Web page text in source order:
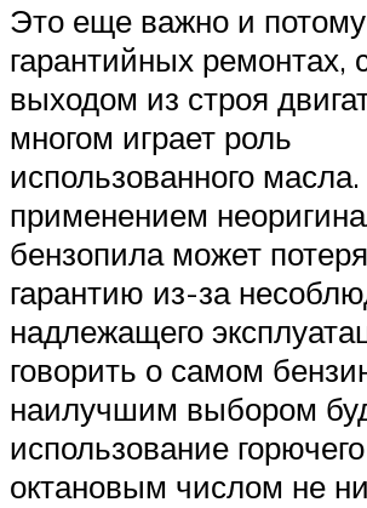
Это еще важно и
гарантийных ремонтах,
выходом из строя
многом играет роль
использованного
применением
бензопила может
гарантию из-за
надлежащего
говорить о самом
наилучшим выбором
использование
октановым числом не